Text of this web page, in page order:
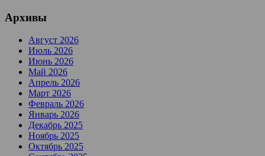
Архивы
Август 2026
Июль 2026
Июнь 2026
Май 2026
Апрель 2026
Март 2026
Февраль 2026
Январь 2026
Декабрь 2025
Ноябрь 2025
Октябрь 2025